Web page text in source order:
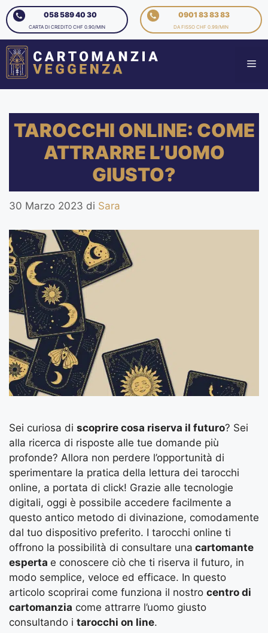
058 589 40 30
CARTA DI CREDITO CHF 0.90/MIN
0901 83 83 83
DA FISSO CHF 0.99/MIN
TAROCCHI ONLINE: COME
ATTRARRE L’UOMO
GIUSTO?
30 Marzo 2023 di Sara
Sei curiosa di scoprire cosa riserva il futuro? Sei
alla ricerca di risposte alle tue domande più
profonde? Allora non perdere l’opportunità di
sperimentare la pratica della lettura dei tarocchi
online, a portata di click! Grazie alle tecnologie
digitali, oggi è possibile accedere facilmente a
questo antico metodo di divinazione, comodamente
dal tuo dispositivo preferito. I tarocchi online ti
offrono la possibilità di consultare una cartomante
esperta e conoscere ciò che ti riserva il futuro, in
modo semplice, veloce ed efficace. In questo
articolo scoprirai come funziona il nostro centro di
cartomanzia come attrarre l’uomo giusto
consultando i tarocchi on line.